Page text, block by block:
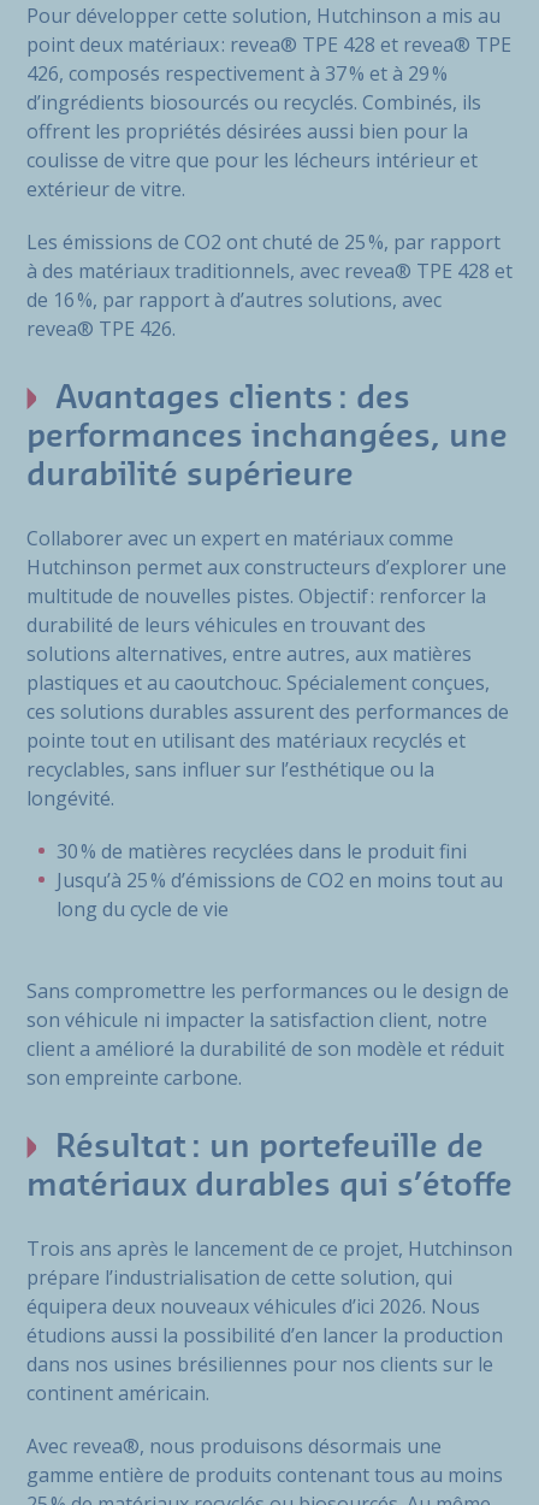
Pour développer cette solution, Hutchinson a mis au
point deux matériaux : revea® TPE 428 et revea® TPE
426, composés respectivement à 37 % et à 29 %
d’ingrédients biosourcés ou recyclés. Combinés, ils
offrent les propriétés désirées aussi bien pour la
coulisse de vitre que pour les lécheurs intérieur et
extérieur de vitre.
Les émissions de CO2 ont chuté de 25 %, par rapport
à des matériaux traditionnels, avec revea® TPE 428 et
de 16 %, par rapport à d’autres solutions, avec
revea® TPE 426.
Avantages clients : des
performances inchangées, une
durabilité supérieure
Collaborer avec un expert en matériaux comme
Hutchinson permet aux constructeurs d’explorer une
multitude de nouvelles pistes. Objectif : renforcer la
durabilité de leurs véhicules en trouvant des
solutions alternatives, entre autres, aux matières
plastiques et au caoutchouc. Spécialement conçues,
ces solutions durables assurent des performances de
pointe tout en utilisant des matériaux recyclés et
recyclables, sans influer sur l’esthétique ou la
longévité.
30 % de matières recyclées dans le produit fini
Jusqu’à 25 % d’émissions de CO2 en moins tout au
long du cycle de vie
Sans compromettre les performances ou le design de
son véhicule ni impacter la satisfaction client, notre
client a amélioré la durabilité de son modèle et réduit
son empreinte carbone.
Résultat : un portefeuille de
matériaux durables qui s’étoffe
Trois ans après le lancement de ce projet, Hutchinson
prépare l’industrialisation de cette solution, qui
équipera deux nouveaux véhicules d’ici 2026. Nous
étudions aussi la possibilité d’en lancer la production
dans nos usines brésiliennes pour nos clients sur le
continent américain.
Avec revea®, nous produisons désormais une
gamme entière de produits contenant tous au moins